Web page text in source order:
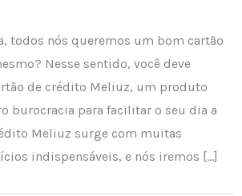
todos nós queremos um bom cartão
Nesse sentido, você deve
de crédito Meliuz, um produto
burocracia para facilitar o seu dia a
Meliuz surge com muitas
indispensáveis, e nós iremos […]